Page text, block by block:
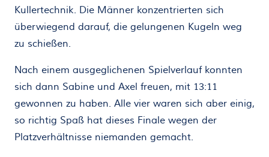
Kullertechnik. Die Männer konzentrierten sich
überwiegend darauf, die gelungenen Kugeln weg
zu schießen.
Nach einem ausgeglichenen Spielverlauf konnten
sich dann Sabine und Axel freuen, mit 13:11
gewonnen zu haben. Alle vier waren sich aber einig,
so richtig Spaß hat dieses Finale wegen der
Platzverhältnisse niemanden gemacht.